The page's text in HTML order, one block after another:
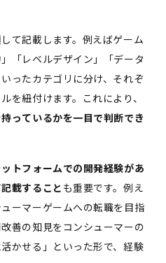
て記載します。例えばゲーム
「レベルデザイン」「データ
ったカテゴリに分け、それぞ
を紐付けます。これにより、
っているかを一目で判断でき
トフォームでの開発経験があ
載すること も重要です。例え
ーマーゲームへの転職を目指
善の知見をコンシューマーの
かせる」といった形で、経験